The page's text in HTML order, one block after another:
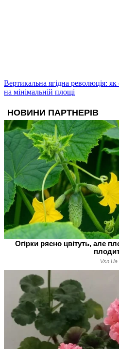
Вертикальна ягідна революція:
на мінімальній площі